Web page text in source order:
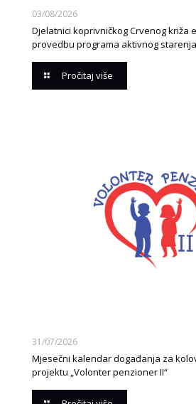
03/08/2026
Djelatnici koprivničkog Crvenog križa
provedbu programa aktivnog starenja
Pročitaj više
31/07/2026
Mjesečni kalendar događanja za
projektu „Volonter penzioner II“